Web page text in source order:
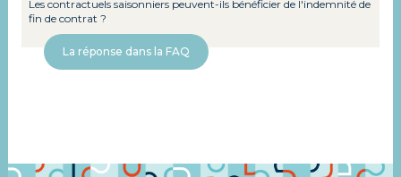
Les contractuels saisonniers peuvent-ils bénéficier de l'indemnité de
fin de contrat ?
La réponse dans la FAQ